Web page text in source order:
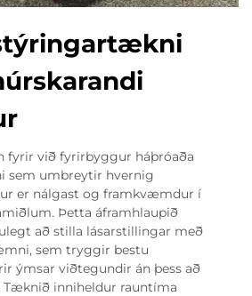
fyrir við fyrirbyggur háþróaða
umbreytir hvernig
er nálgast og framkvæmdur í
Þetta áframhlaupið
að stilla lásarstillingar með
sem tryggir bestu
ýmsar viðtegundir án þess að
Tæknið inniheldur rauntíma